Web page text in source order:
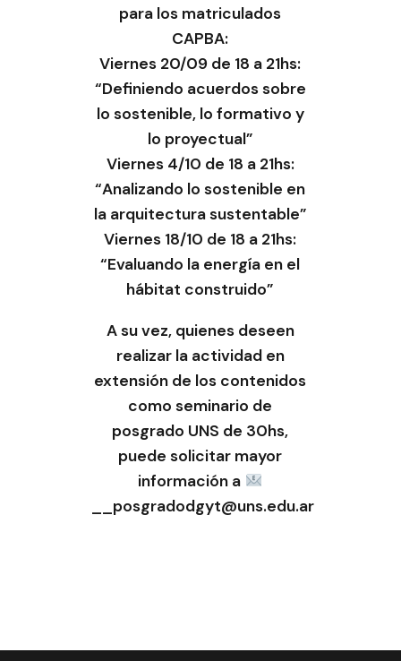
para los matriculados
CAPBA:
Viernes 20/09 de 18 a 21hs:
“Definiendo acuerdos sobre
lo sostenible, lo formativo y
lo proyectual”
Viernes 4/10 de 18 a 21hs:
“Analizando lo sostenible en
la arquitectura sustentable”
Viernes 18/10 de 18 a 21hs:
“Evaluando la energía en el
hábitat construido”
A su vez, quienes deseen
realizar la actividad en
extensión de los contenidos
como seminario de
posgrado UNS de 30hs,
puede solicitar mayor
información a
__posgradodgyt@uns.edu.ar